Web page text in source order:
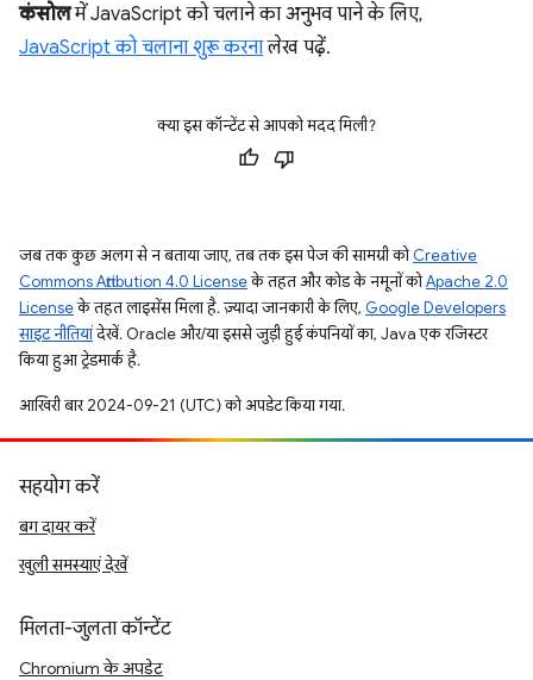
कंसोलमें JavaScript को चलाने का अनुभव पाने के लिए,
JavaScript को चलाना शुरू करनालेख पढ़ें.
क्या इस कॉन्टेंट से आपको मदद मिली?
जब तक कुछ अलग से न बताया जाए, तब तक इस पेज की सामग्री कोCreative
Commons Attribution 4.0 Licenseके तहत और कोड के नमूनों कोApache 2.0
Licenseके तहत लाइसेंस मिला है. ज़्यादा जानकारी के लिए, Google Developers
साइट नीतियांदेखें. Oracle और/या इससे जुड़ी हुई कंपनियों का, Java एक रजिस्टर
किया हुआ ट्रेडमार्क है.
आखिरी बार 2024-09-21 (UTC) को अपडेट किया गया.
सहयोग करें
बग दायर करें
खुली समस्याएं देखें
मिलता-जुलता कॉन्टेंट
Chromium के अपडेट